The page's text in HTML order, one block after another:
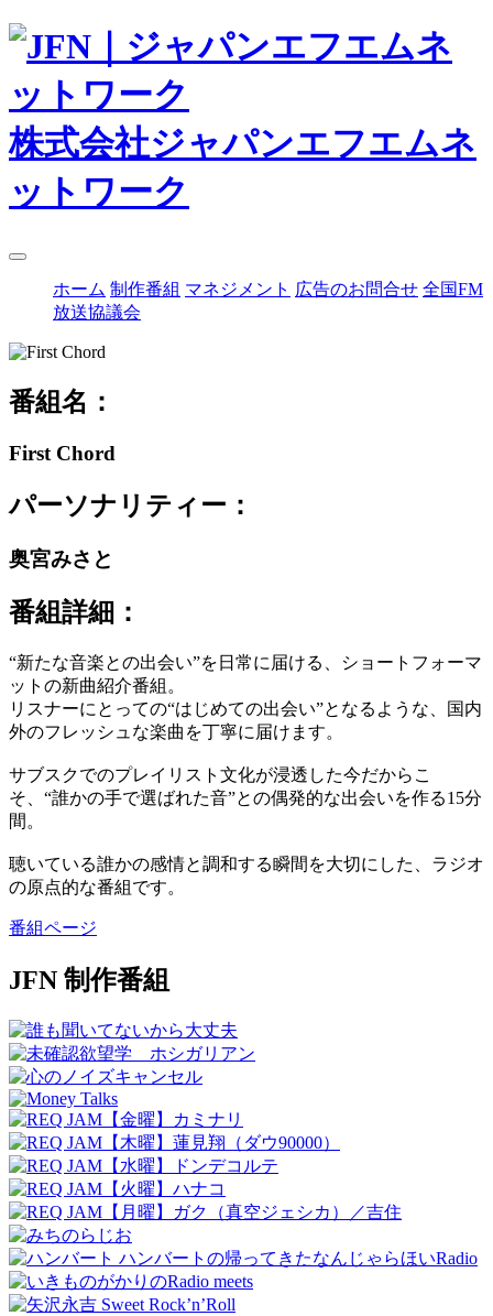
株式会社ジャパンエフエムネ
ットワーク
ホーム 制作番組 マネジメント 広告のお問合せ 全国FM
放送協議会
番組名：
First Chord
パーソナリティー：
奥宮みさと
番組詳細：
“新たな音楽との出会い”を日常に届ける、ショートフォーマ
ットの新曲紹介番組。
リスナーにとっての“はじめての出会い”となるような、国内
外のフレッシュな楽曲を丁寧に届けます。
サブスクでのプレイリスト文化が浸透した今だからこ
そ、“誰かの手で選ばれた音”との偶発的な出会いを作る15分
間。
聴いている誰かの感情と調和する瞬間を大切にした、ラジオ
の原点的な番組です。
番組ページ
JFN 制作番組